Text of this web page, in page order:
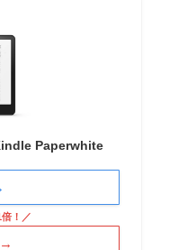
Paperwhite
！／